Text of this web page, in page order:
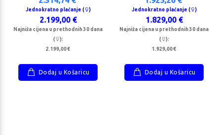
Jednokratno plaćanje ( )
2.199,00 €
Najniža cijena u prethodnih 30 dana
(
):
2.199,00 €
Dodaj u Košaricu
Jednokratno plaćanje ( )
1.829,00 €
Najniža cijena u prethodnih 30 dana
(
):
1.929,00 €
Dodaj u Košaricu
759,00 €